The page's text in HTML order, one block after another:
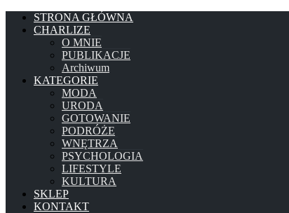
STRONA GŁÓWNA
CHARLIZE
O MNIE
PUBLIKACJE
Archiwum
KATEGORIE
MODA
URODA
GOTOWANIE
PODRÓŻE
WNĘTRZA
PSYCHOLOGIA
LIFESTYLE
KULTURA
SKLEP
KONTAKT